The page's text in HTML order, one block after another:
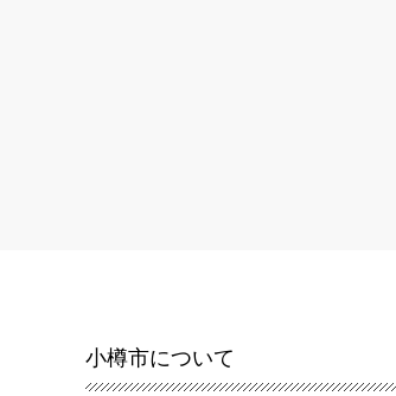
小樽市について